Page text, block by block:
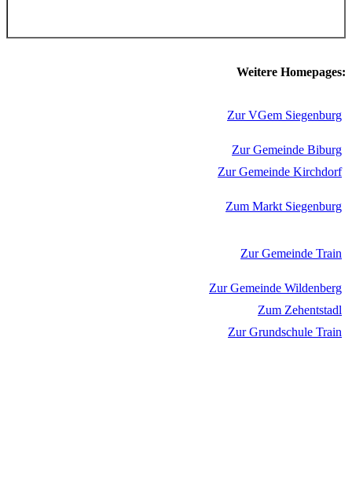
Weitere Homepages:
Zur VGem Siegenburg
Zur Gemeinde Biburg
Zur Gemeinde Kirchdorf
Zum Markt Siegenburg
Zur Gemeinde Train
Zur Gemeinde Wildenberg
Zum Zehentstadl
Zur Grundschule Train